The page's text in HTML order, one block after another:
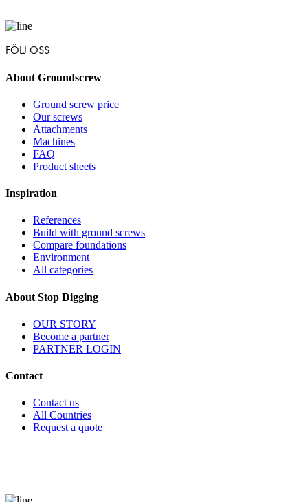
FÖLJ OSS
About Groundscrew
Ground screw price
Our screws
Attachments
Machines
FAQ
Product sheets
Inspiration
References
Build with ground screws
Compare foundations
Environment
All categories
About Stop Digging
OUR STORY
Become a partner
PARTNER LOGIN
Contact
Contact us
All Countries
Request a quote